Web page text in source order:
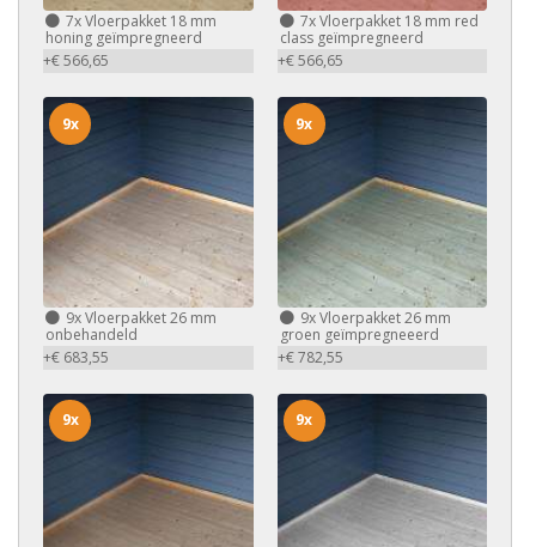
7xVloerpakket 18 mm
honing geïmpregneerd
+€ 566,65
7xVloerpakket 18 mm red
class geïmpregneerd
+€ 566,65
9xVloerpakket 26 mm
onbehandeld
+€ 683,55
9x
9xVloerpakket 26 mm
groen geïmpregneeerd
+€ 782,55
9x
9x 9x